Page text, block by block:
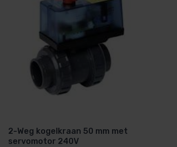
2-Weg kogelkraan 50 mm met
servomotor 240V